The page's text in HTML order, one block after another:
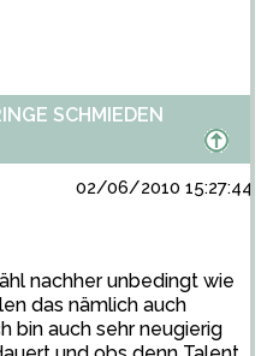
SCHMIEDEN
02/06/2010 15:27:44
nachher unbedingt wie
das nämlich auch
bin auch sehr neugierig